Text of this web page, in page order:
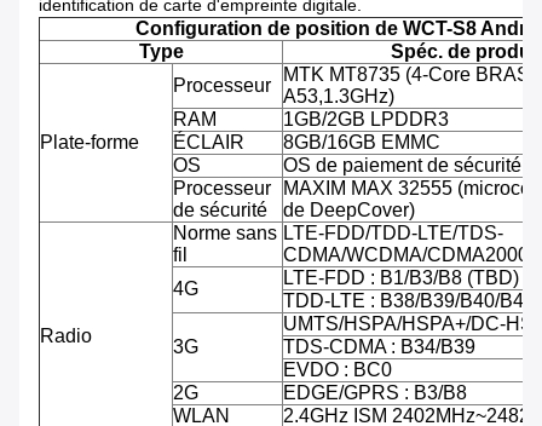
identification de carte d'empreinte digitale.
Configuration de position de WCT-S8
Type
Spéc. de produit
Plate-forme
Processeur
MTK MT8735 (4-Core BRAS
A53,1.3GHz)
RAM
1GB/2GB LPDDR3
ÉCLAIR
8GB/16GB EMMC
OS
OS de paiement de sécurité
Processeur
de sécurité
MAXIM MAX 32555
de DeepCover)
Radio
Norme sans
fil
LTE-FDD/TDD-LTE/TDS-
CDMA/WCDMA/CDMA2000/
4G
LTE-FDD : B1/B3/B8 (TBD)
TDD-LTE : B38/B39/B40/B41
3G
UMTS/HSPA/HSPA+/DC-
TDS-CDMA : B34/B39
EVDO : BC0
2G
EDGE/GPRS : B3/B8
WLAN
2.4GHz ISM